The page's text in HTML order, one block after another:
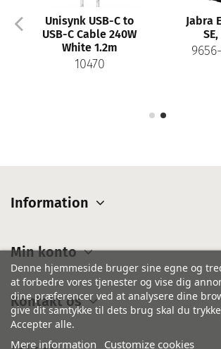
Unisynk USB-C to
USB-C Cable 240W
White 1.2m
10470
Jabra
Information
Min konto
Kontakt os
Denne hjemmeside bruger sine egne og
at forbedre vores tjenester og vise dig
dine præferencer ved at analysere dine
give dit samtykke til dets brug skal du
Accepter alle.
Mere information Customize cookies